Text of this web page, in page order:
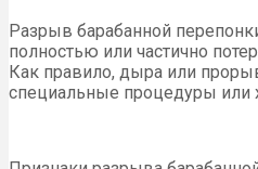
Разрыв барабанной
полностью или частично
Как правило, дыра или
специальные процедуры или